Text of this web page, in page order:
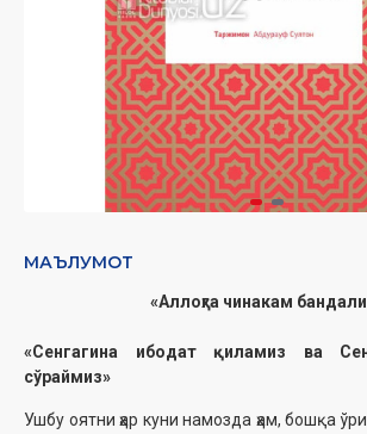
МАЪЛУМОТ
«Аллоҳга чинакам
«Сенгагина ибодат қиламиз ва
сўраймиз»
Ушбу оятни ҳар куни намозда ҳам, бошқа